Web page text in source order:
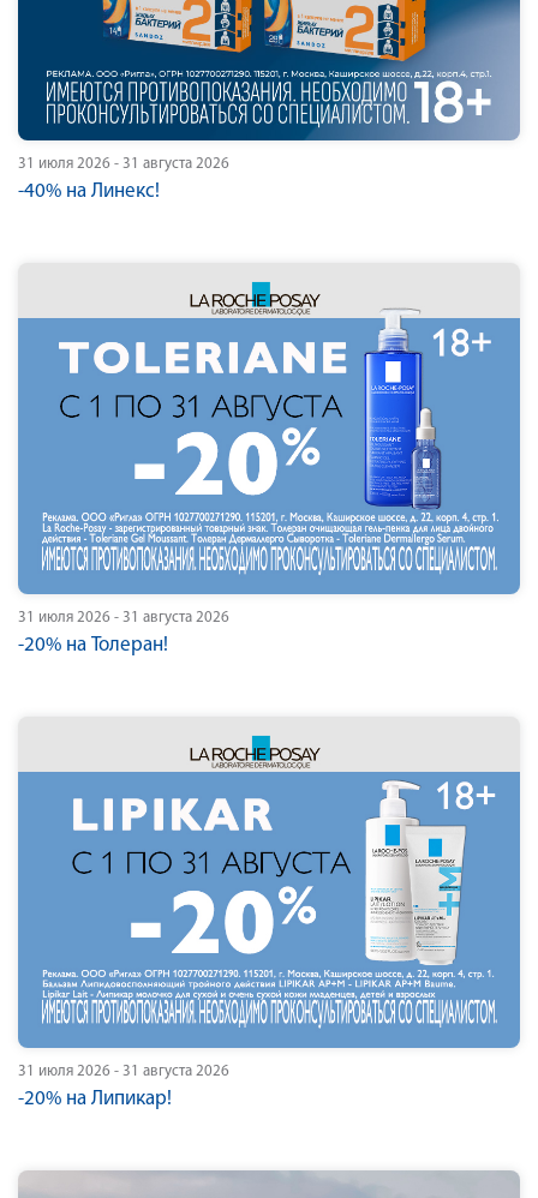
31 июля 2026 - 31 августа 2026
-40% на Линекс!
31 июля 2026 - 31 августа 2026
-20% на Толеран!
31 июля 2026 - 31 августа 2026
-20% на Липикар!